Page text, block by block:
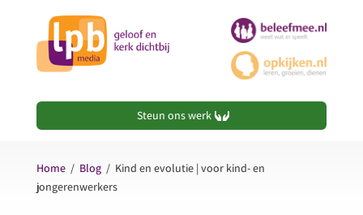
Steun ons werk
Home/ Blog/ Kind en evolutie | voor kind- en
jongerenwerkers